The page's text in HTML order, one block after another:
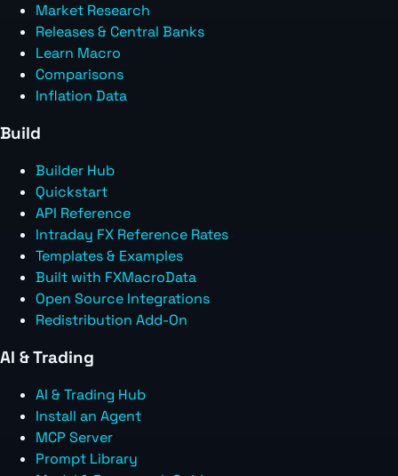
Market Research
Releases & Central Banks
Learn Macro
Comparisons
Inflation Data
Build
Builder Hub
Quickstart
API Reference
Intraday FX Reference Rates
Templates & Examples
Built with FXMacroData
Open Source Integrations
Redistribution Add-On
AI & Trading
AI & Trading Hub
Install an Agent
MCP Server
Prompt Library